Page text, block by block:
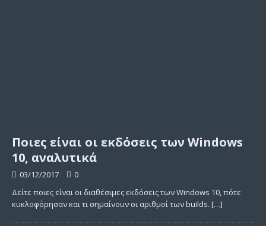
Ποιες είναι οι εκδόσεις των Windows
10, αναλυτικά
03/12/2017
0
Δείτε ποιες είναι οι διαθέσιμες εκδόσεις των Windows 10, πότε
κυκλοφόρησαν και τι σημαίνουν οι αριθμοί των builds. […]